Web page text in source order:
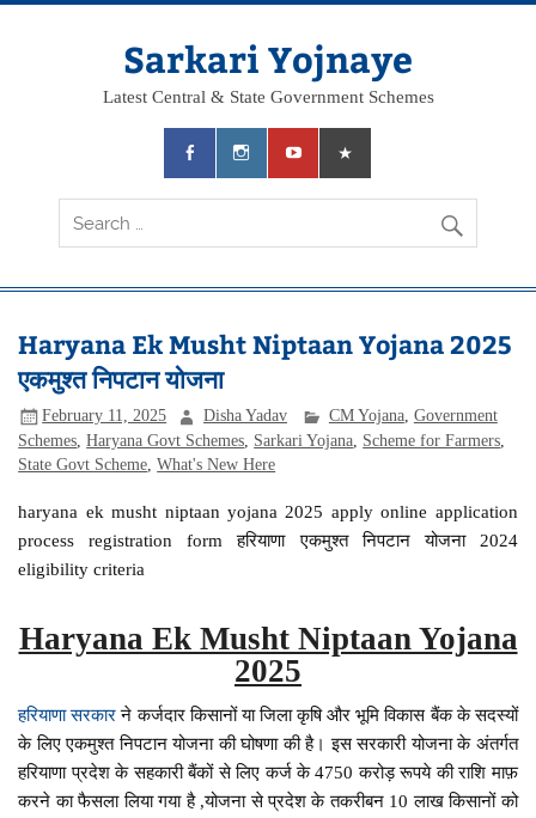
Skip
Sarkari Yojnaye
Latest Central & State Government Schemes
Haryana Ek Musht Niptaan Yojana 2025
एकमुश्त निपटान योजना
February 11, 2025 Disha Yadav CM Yojana, Government
Schemes ,Haryana Govt Schemes Sarkari Yojana Scheme for Farmers
State Govt Scheme ,What's New Here
haryana ek musht niptaan yojana 2025 apply online application
process registration form हरियाणा एकमुश्त निपटान योजना 2024
eligibility criteria
Haryana Ek Musht Niptaan Yojana
2025
हरियाणा सरकारने कर्जदार किसानों या जिला कृषि और भूमि विकास बैंक के सदस्यों
के लिए एकमुश्त निपटान योजना की घोषणा की है। इस सरकारी योजना के अंतर्गत
हरियाणा प्रदेश के सहकारी बैंकों से लिए कर्ज के 4750 करोड़ रूपये की राशि माफ़
करने का फैसला लिया गया है ,योजना से प्रदेश के तकरीबन 10 लाख किसानों को